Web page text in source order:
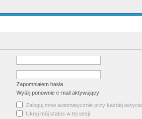
Zapomniałem hasła
Wyślij ponownie e-mail aktywujący
Zaloguj mnie automatycznie przy każdej wizycie
Ukryj mój status w tej sesji